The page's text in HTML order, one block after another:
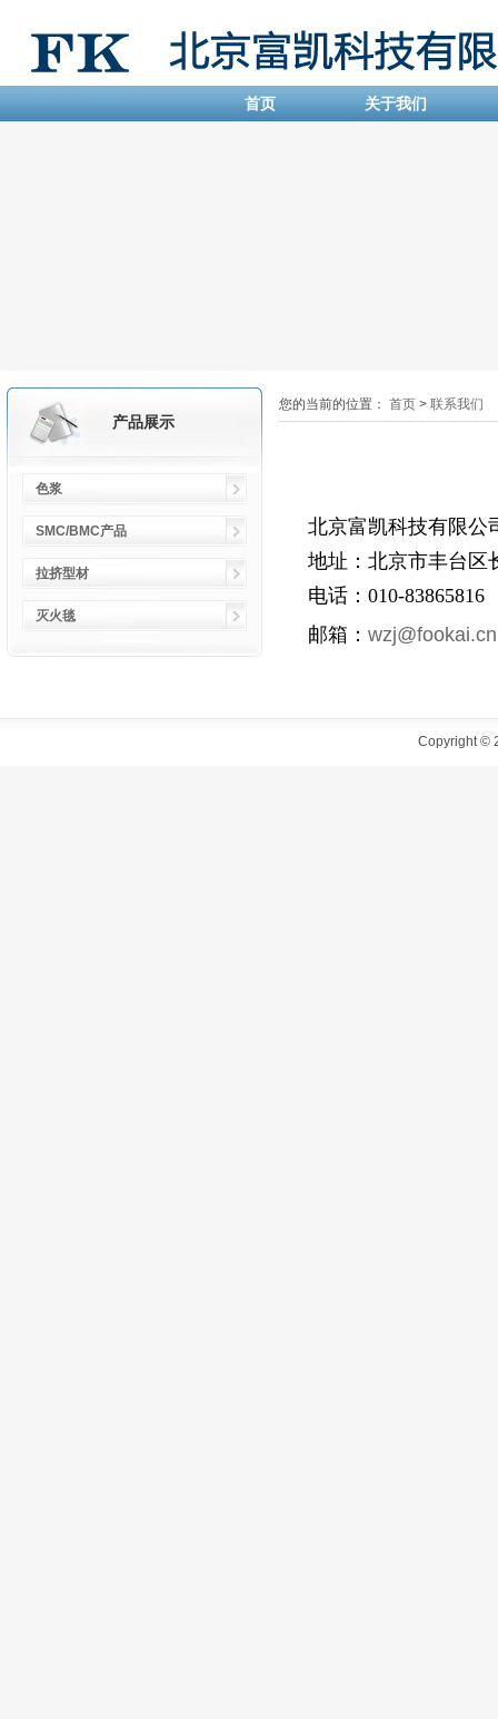
首页 关于我们
产品展示
色浆
SMC/BMC产品
拉挤型材
灭火毯
您的当前的位置： 首页 > 联系我们
北京富凯科技有限公
地址：北京市丰台区
电话：010-83865816
邮箱： wzj@fookai.cn
Copyright ©